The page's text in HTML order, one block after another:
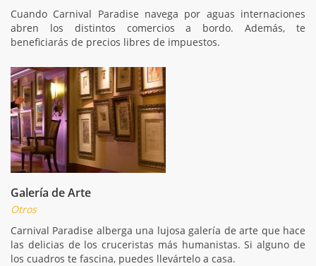
Cuando Carnival Paradise navega por aguas internaciones
abren los distintos comercios a bordo. Además, te
beneficiarás de precios libres de impuestos.
Galería de Arte
Otros
Carnival Paradise alberga una lujosa galería de arte que hace
las delicias de los cruceristas más humanistas. Si alguno de
los cuadros te fascina, puedes llevártelo a casa.